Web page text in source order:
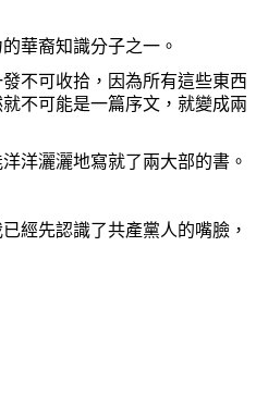
華裔知識分子之一。
不可收拾，因為所有這些東西
不可能是一篇序文，就變成兩
洋灑灑地寫就了兩大部的書。
經先認識了共產黨人的嘴臉，